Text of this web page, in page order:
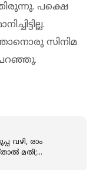
പക്ഷെ
ഞാനൊരു സിനിമ
വഴി, രാം
മതി;